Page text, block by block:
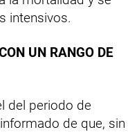
intensivos.
UN RANGO DE
del periodo de
de que, sin